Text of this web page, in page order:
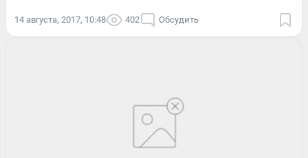
14 августа, 2017, 10:48 402 Обсудить